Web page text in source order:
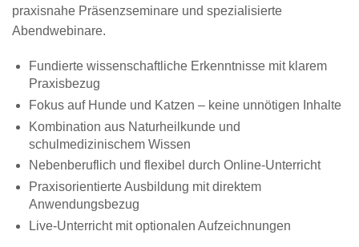
praxisnahe Präsenzseminare und spezialisierte
Abendwebinare.
Fundierte wissenschaftliche Erkenntnisse mit klarem
Praxisbezug
Fokus auf Hunde und Katzen – keine unnötigen Inhalte
Kombination aus Naturheilkunde und
schulmedizinischem Wissen
Nebenberuflich und flexibel durch Online-Unterricht
Praxisorientierte Ausbildung mit direktem
Anwendungsbezug
Live-Unterricht mit optionalen Aufzeichnungen